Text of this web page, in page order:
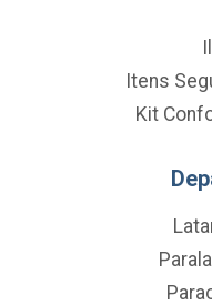
Itens
Kit